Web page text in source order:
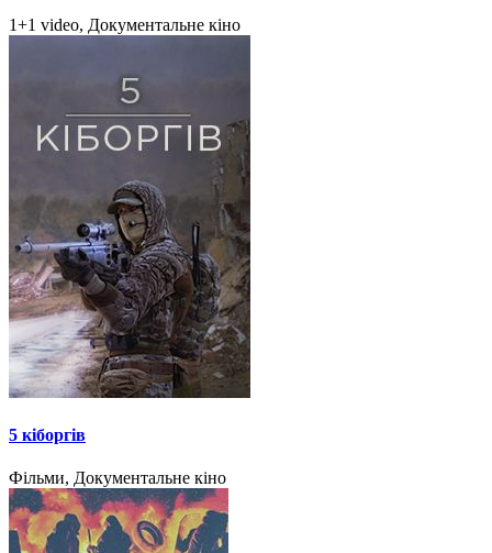
1+1 video, Документальне кіно
5 кіборгів
Фільми, Документальне кіно